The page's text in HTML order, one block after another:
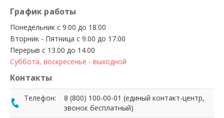
График работы
Понедельник с 9.00 до 18.00
Вторник - Пятница с 9.00 до 17.00
Перерыв с 13.00 до 14.00
Суббота, воскресенье - выходной
Контакты
Телефон:
8 (800) 100-00-01 (единый контакт-центр,
звонок бесплатный)